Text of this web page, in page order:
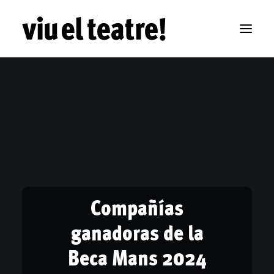
Compañías
ganadoras de la
Beca Mans 2024